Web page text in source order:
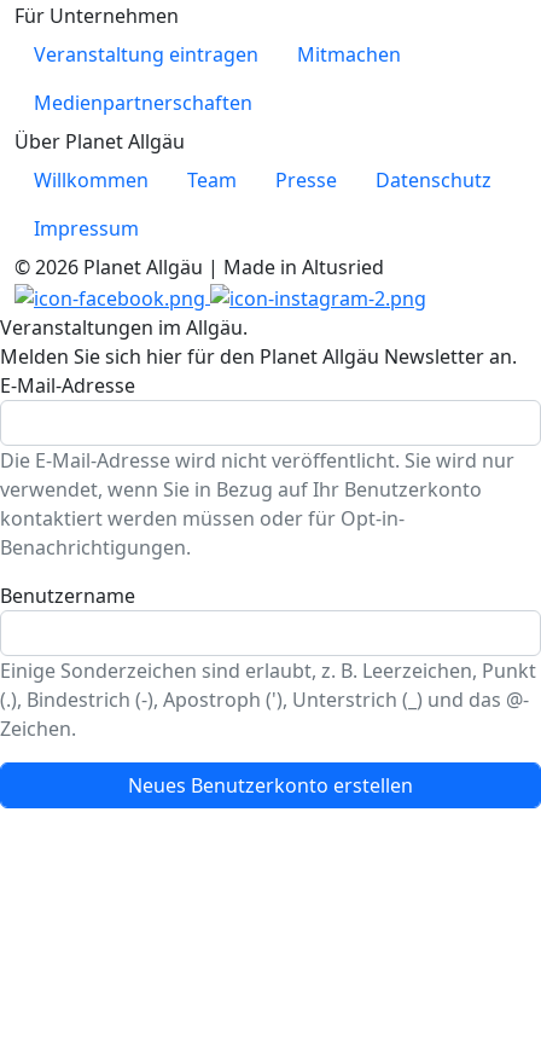
Für Unternehmen
Veranstaltung eintragen
Mitmachen
Medienpartnerschaften
Über Planet Allgäu
Willkommen
Team Presse
Datenschutz
Impressum
© 2026 Planet Allgäu | Made in Altusried
Veranstaltungen im Allgäu.
Melden Sie sich hier für den Planet Allgäu Newsletter an.
E-Mail-Adresse
Die E-Mail-Adresse wird nicht veröffentlicht. Sie wird nur
verwendet, wenn Sie in Bezug auf Ihr Benutzerkonto
kontaktiert werden müssen oder für Opt-in-
Benachrichtigungen.
Benutzername
Einige Sonderzeichen sind erlaubt, z. B. Leerzeichen, Punkt
(.), Bindestrich (-), Apostroph ('), Unterstrich (_) und das @-
Zeichen.